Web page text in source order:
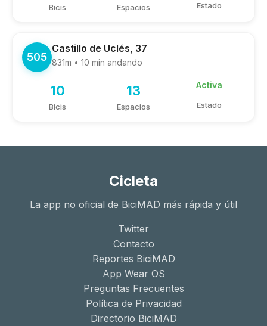
Bicis Espacios Estado
505
Castillo de Uclés, 37
831m • 10 min andando
10
Bicis
13
Espacios
Activa
Estado
Cicleta
La app no oficial de BiciMAD más rápida y útil
Twitter
Contacto
Reportes BiciMAD
App Wear OS
Preguntas Frecuentes
Política de Privacidad
Directorio BiciMAD